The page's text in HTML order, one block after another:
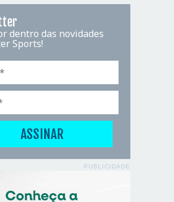
dentro das novidades
Sports!
PUBLICIDADE